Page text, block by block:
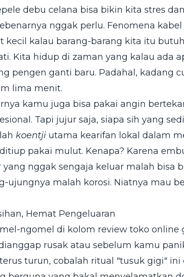
debu celana bisa bikin kita stres
nggak perlu. Fenomena
kecil kalau barang-barang kita itu
Kita hidup di zaman yang kalau ada
pengen ganti baru. Padahal, kadang
lima menit.
kamu juga bisa pakai angin
Tapi jujur saja, siapa sih yang
koentji utama kearifan lokal dalam
pakai mulut. Kenapa? Karena
nggak sengaja keluar malah bisa
ujungnya malah korosi. Niatnya mau
Hemat Pengeluaran
ngomel di kolom review toko online
rusak atau sebelum kamu
turun, cobalah ritual "tusuk gigi" ini